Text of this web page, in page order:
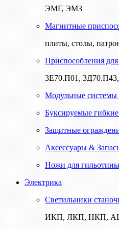
ЭМГ, ЭМЗ
Магнитные
плиты, столы,
Приспособления
3Е70.П01,
Модульные
Буксируемые
Защитные
Аксессуары &
Ножи для гильотины
Электрика
Светильники
ИКП, ЛКП, НКП,